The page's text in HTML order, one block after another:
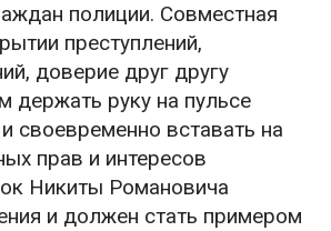
полиции. Совместная
преступлений,
доверие друг другу
держать руку на пульсе
своевременно вставать на
прав и интересов
Никиты Романовича
и должен стать примером